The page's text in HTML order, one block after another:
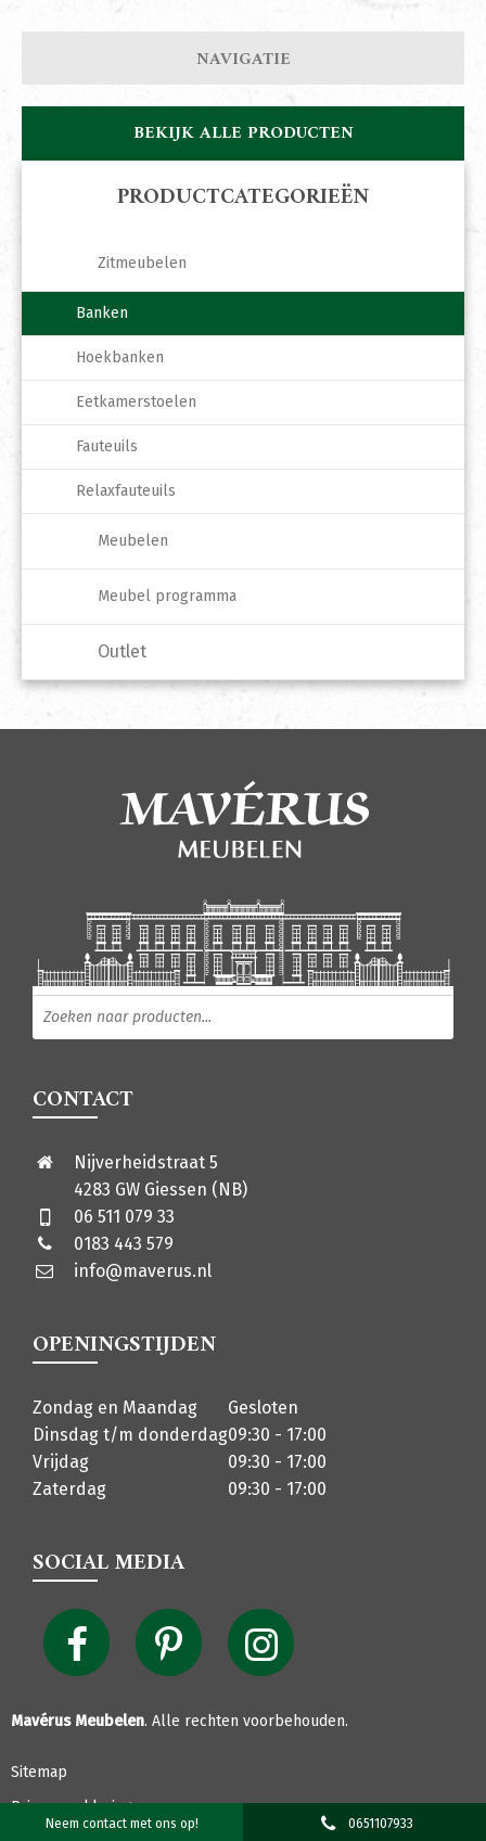
Neem contact met ons op! 0651107933
NAVIGATIE
BEKIJK ALLE PRODUCTEN
PRODUCTCATEGORIEËN
Zitmeubelen
Banken
Hoekbanken
Eetkamerstoelen
Fauteuils
Relaxfauteuils
Meubelen
Meubel programma
Outlet
Producten zoeken
CONTACT
Nijverheidstraat 5
4283 GW Giessen (NB)
06 511 079 33
0183 443 579
info@maverus.nl
OPENINGSTIJDEN
Zondag en Maandag
Gesloten
Dinsdag t/m donderdag09:30 - 17:00
Vrijdag
09:30 - 17:00
Zaterdag
09:30 - 17:00
SOCIAL MEDIA
Mavérus Meubelen. Alle rechten voorbehouden.
Sitemap
Privacyverklaring